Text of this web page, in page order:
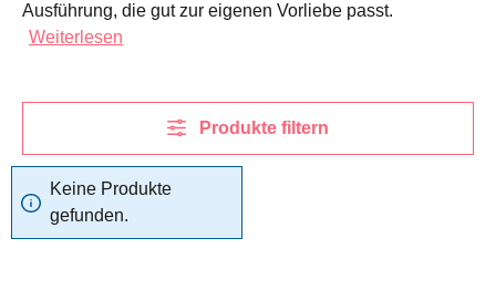
Ausführung, die gut zur eigenen Vorliebe passt.
Weiterlesen
Produkte filtern
Keine Produkte
gefunden.